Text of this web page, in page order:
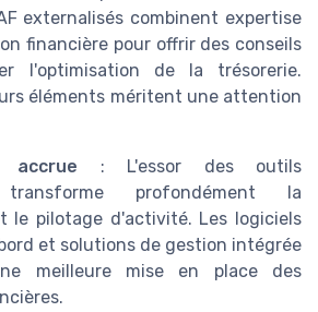
externalisés combinent expertise
financière pour offrir des conseils
l'optimisation de la trésorerie.
éléments méritent une attention
accrue : L'essor des outils
transforme profondément la
le pilotage d'activité. Les logiciels
et solutions de gestion intégrée
meilleure mise en place des